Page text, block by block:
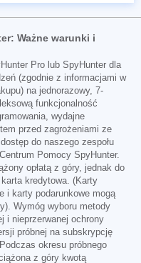
Ważne warunki i
Pro lub SpyHunter dla
(zgodnie z informacjami w
na jednorazowy, 7-
funkcjonalność
wydajne
przed zagrożeniami ze
do naszego zespołu
Pomocy SpyHunter.
opłatą z góry, jednak do
kredytowa. (Karty
i karty podarunkowe mogą
Wymóg wyboru metody
i nieprzerwanej ochrony
próbnej na subskrypcję
okresu próbnego
z góry kwotą